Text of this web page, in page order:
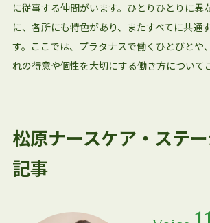
に従事する仲間がいます。ひとりひとりに異
に、各所にも特色があり、またすべてに共通
す。ここでは、プラタナスで働くひとびとや
れの得意や個性を大切にする働き方について
松原ナースケア・ステ
記事